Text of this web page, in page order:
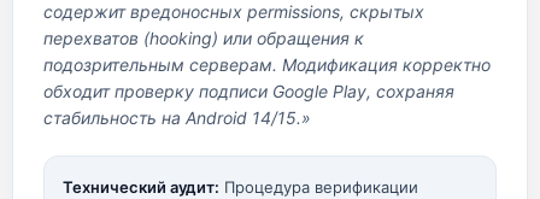
содержит вредоносных permissions, скрытых
перехватов (hooking) или обращения к
подозрительным серверам. Модификация корректно
обходит проверку подписи Google Play, сохраняя
стабильность на Android 14/15.»
Технический аудит: Процедура верификации